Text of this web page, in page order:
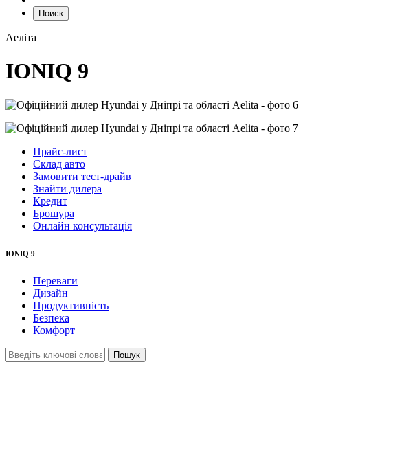
Поиск
Аеліта
IONIQ 9
Прайс-лист
Склад авто
Замовити тест-драйв
Знайти дилера
Кредит
Брошура
Онлайн консультація
IONIQ 9
Переваги
Дизайн
Продуктивність
Безпека
Комфорт